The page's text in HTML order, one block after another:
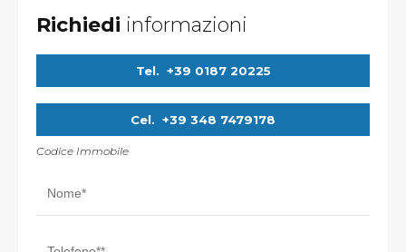
Richiedi informazioni
Tel. +39 0187 20225
Cel. +39 348 7479178
Codice Immobile